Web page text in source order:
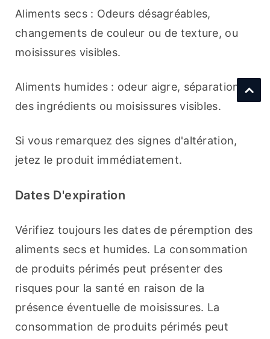
Aliments secs : Odeurs désagréables,
changements de couleur ou de texture, ou
moisissures visibles.
Aliments humides : odeur aigre, séparation
des ingrédients ou moisissures visibles.
Si vous remarquez des signes d'altération,
jetez le produit immédiatement.
Dates D'expiration
Vérifiez toujours les dates de péremption des
aliments secs et humides. La consommation
de produits périmés peut présenter des
risques pour la santé en raison de la
présence éventuelle de moisissures. La
consommation de produits périmés peut